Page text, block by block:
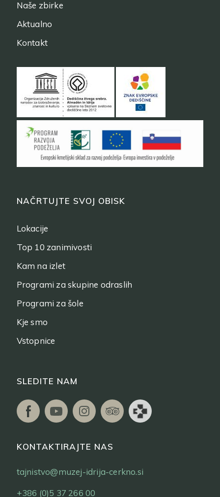
Naše zbirke
Aktualno
Kontakt
NAČRTUJTE SVOJ OBISK
Lokacije
Top 10 zanimivosti
Kam na izlet
Programi za skupine odraslih
Programi za šole
Kje smo
Vstopnice
SLEDITE NAM
KONTAKTIRAJTE NAS
tajnistvo@muzej-idrija-cerkno.si
+386 (0)5 37 266 00